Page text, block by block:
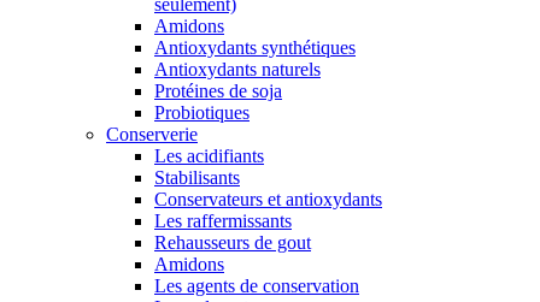
seulement)
Amidons
Antioxydants synthétiques
Antioxydants naturels
Protéines de soja
Probiotiques
Conserverie
Les acidifiants
Stabilisants
Conservateurs et antioxydants
Les raffermissants
Rehausseurs de gout
Amidons
Les agents de conservation